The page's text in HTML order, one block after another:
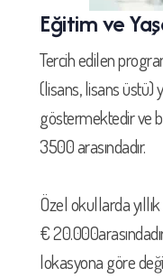
Eğitim ve
Tercih edilen
(lisans, lisans üstü)
göstermektedir ve
3500 arasındadır.
Özel okullarda
€
lokasyona göre